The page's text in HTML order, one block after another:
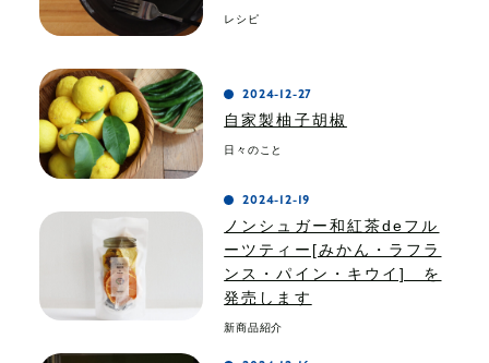
レシピ
自家製柚子胡椒
2024-12-27
日々のこと
ノンシュガー和紅茶deフル
ーツティー[みかん・ラフラ
ンス・パイン・キウイ] を
発売します
2024-12-19
新商品紹介